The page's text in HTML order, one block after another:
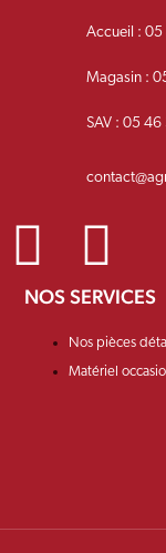
Accueil :
Magasin :
SAV : 05
NOS SERVICES
Nos pièces
Matériel